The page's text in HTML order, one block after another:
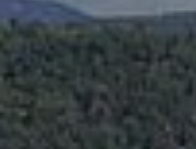
Hit enter to search or ESC to close